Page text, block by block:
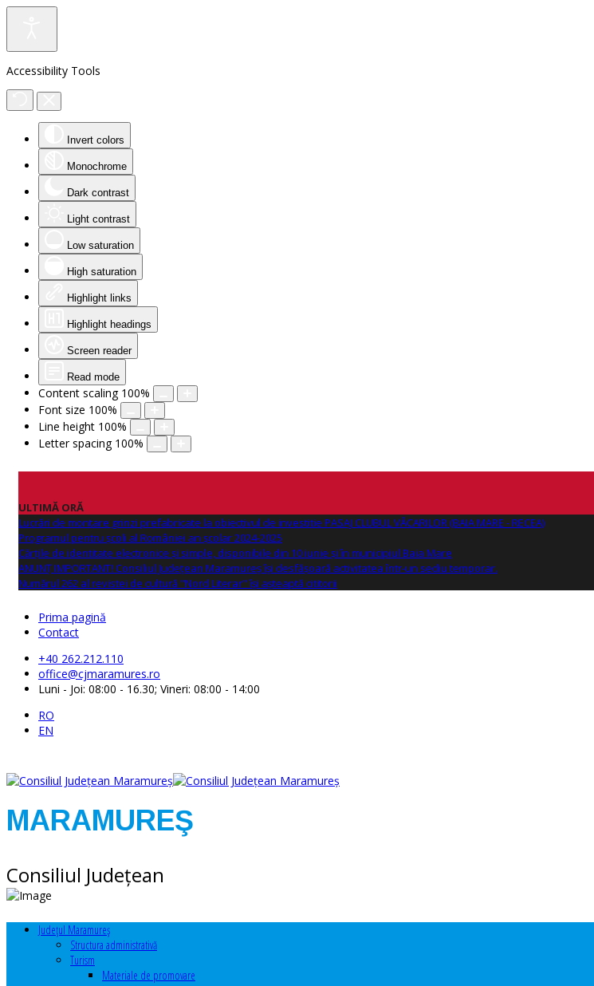
Accessibility Tools
Invert colors
Monochrome
Dark contrast
Light contrast
Low saturation
High saturation
Highlight links
Highlight headings
Screen reader
Read mode
Content scaling 100%
Font size 100%
Line height 100%
Letter spacing 100%
ULTIMĂ ORĂ
Lucrări de montare grinzi prefabricate la obiectivul de investitie PASAJ CLUBUL VĂCARILOR (BAIA MARE - RECEA)
Programul pentru școli al României an școlar 2024-2025
Cărțile de identitate electronice și simple, disponibile din 10 iunie și în municipiul Baia Mare
ANUNŢ IMPORTANT! Consiliul Județean Maramureș își desfășoară activitatea într-un sediu temporar.
Numărul 262 al revistei de cultură "Nord Literar" își așteaptă cititorii
Prima pagină
Contact
+40 262.212.110
office@cjmaramures.ro
Luni - Joi: 08:00 - 16.30; Vineri: 08:00 - 14:00
RO
EN
MARAMUREŞ
Consiliul Judeţean
Judeţul Maramureş
Structura administrativă
Turism
Materiale de promovare